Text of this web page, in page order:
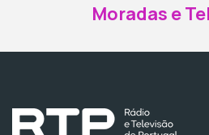
Moradas e